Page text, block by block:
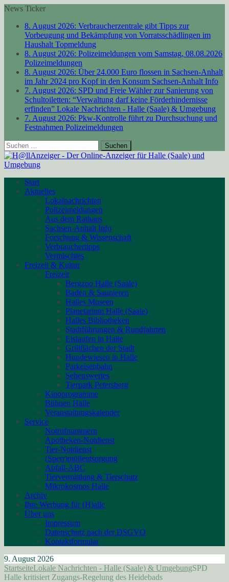
News Ticker
8. August 2026: Verbraucherzentrale gibt Tipps zur
Vorbeugung und Bekämpfung von Vorratsschädlingen im
Haushalt Topmeldung
8. August 2026: Polizeimeldungen vom Samstag, 08.08.2026
Polizeimeldungen
8. August 2026: Über 24.000 Euro flossen in Sachsen-Anhalt
im Jahr 2024 pro Kopf in den Konsum Sachsen-Anhalt Info
7. August 2026: SPD und Freie Wähler zur Sanierung von
Schultoiletten: “Verwaltung darf keine Förderhindernisse
erfinden” Lokale Nachrichten - Halle (Saale) & Umgebung
7. August 2026: Pkw-Kontrolle führt zu Durchsuchung und
Festnahmen Polizeimeldungen
Suchen
nach:
Start
Aktuelles
Lokalnachrichten
Polizeimeldungen
Aus dem Rathaus
Sachsen-Anhalt Info
Forschung & Wissenschaft
Verbrauchertipps
Vermischtes
Freizeit & Kultur
Freizeit
Bergzoo Halle (Saale)
Baden & Saunieren
Halles Museen
Planetarium Halle (Saale)
Halles Bibliotheken
Stadtführungen & Rundfahrten
Eislaufen in Halle
Grillflächen der Stadt
Hundewiesen in Halle
Parkeisenbahn
Sehenswertes
Tierpark Petersberg
Kinoprogramme
Bühnen Halle
Veranstaltungskalender
Service
Notrufnummern
Apotheken-Notdienst
Tier-Notdienst
(Sperr)müllentsorgung
Abfall-ABC
Tiervermittlung & Tierschutz
Mikrokosmos Halle
Archiv
Ihre Werbung für (H)alle
Über uns
Impressum
Datenschutz nach der DSGVO
Kontaktformular
9. August 2026
StartseiteLokale Nachrichten - Halle (Saale) & UmgebungSPD
Halle kritisiert Zugangs-Regelung des Heidebads